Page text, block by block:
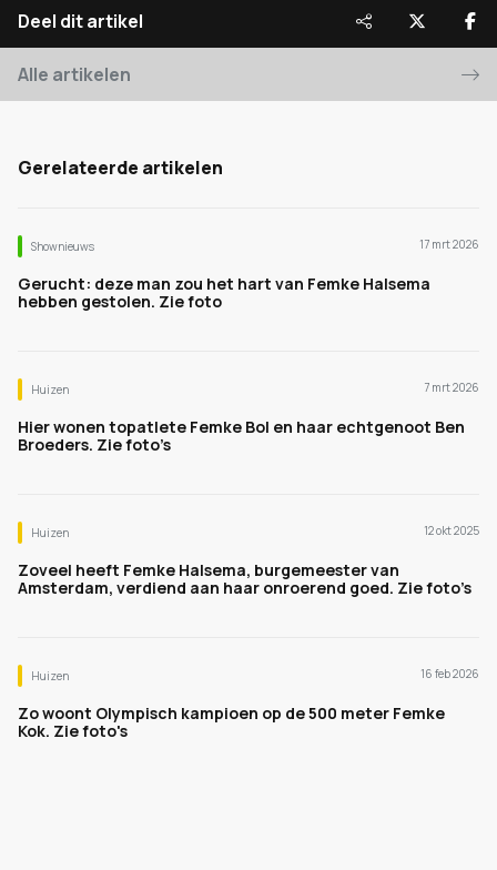
Deel dit artikel
Alle artikelen
Gerelateerde artikelen
Shownieuws 17 mrt 2026
Gerucht: deze man zou het hart van Femke Halsema
hebben gestolen. Zie foto
Huizen 7 mrt 2026
Hier wonen topatlete Femke Bol en haar echtgenoot Ben
Broeders. Zie foto’s
Huizen 12 okt 2025
Zoveel heeft Femke Halsema, burgemeester van
Amsterdam, verdiend aan haar onroerend goed. Zie foto’s
Huizen 16 feb 2026
Zo woont Olympisch kampioen op de 500 meter Femke
Kok. Zie foto's